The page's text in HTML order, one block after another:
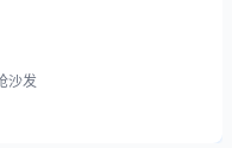
沙发